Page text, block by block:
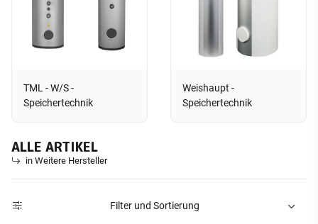
TML - W/S -
Speichertechnik
Weishaupt -
Speichertechnik
ALLE ARTIKEL
in Weitere Hersteller
Filter und Sortierung